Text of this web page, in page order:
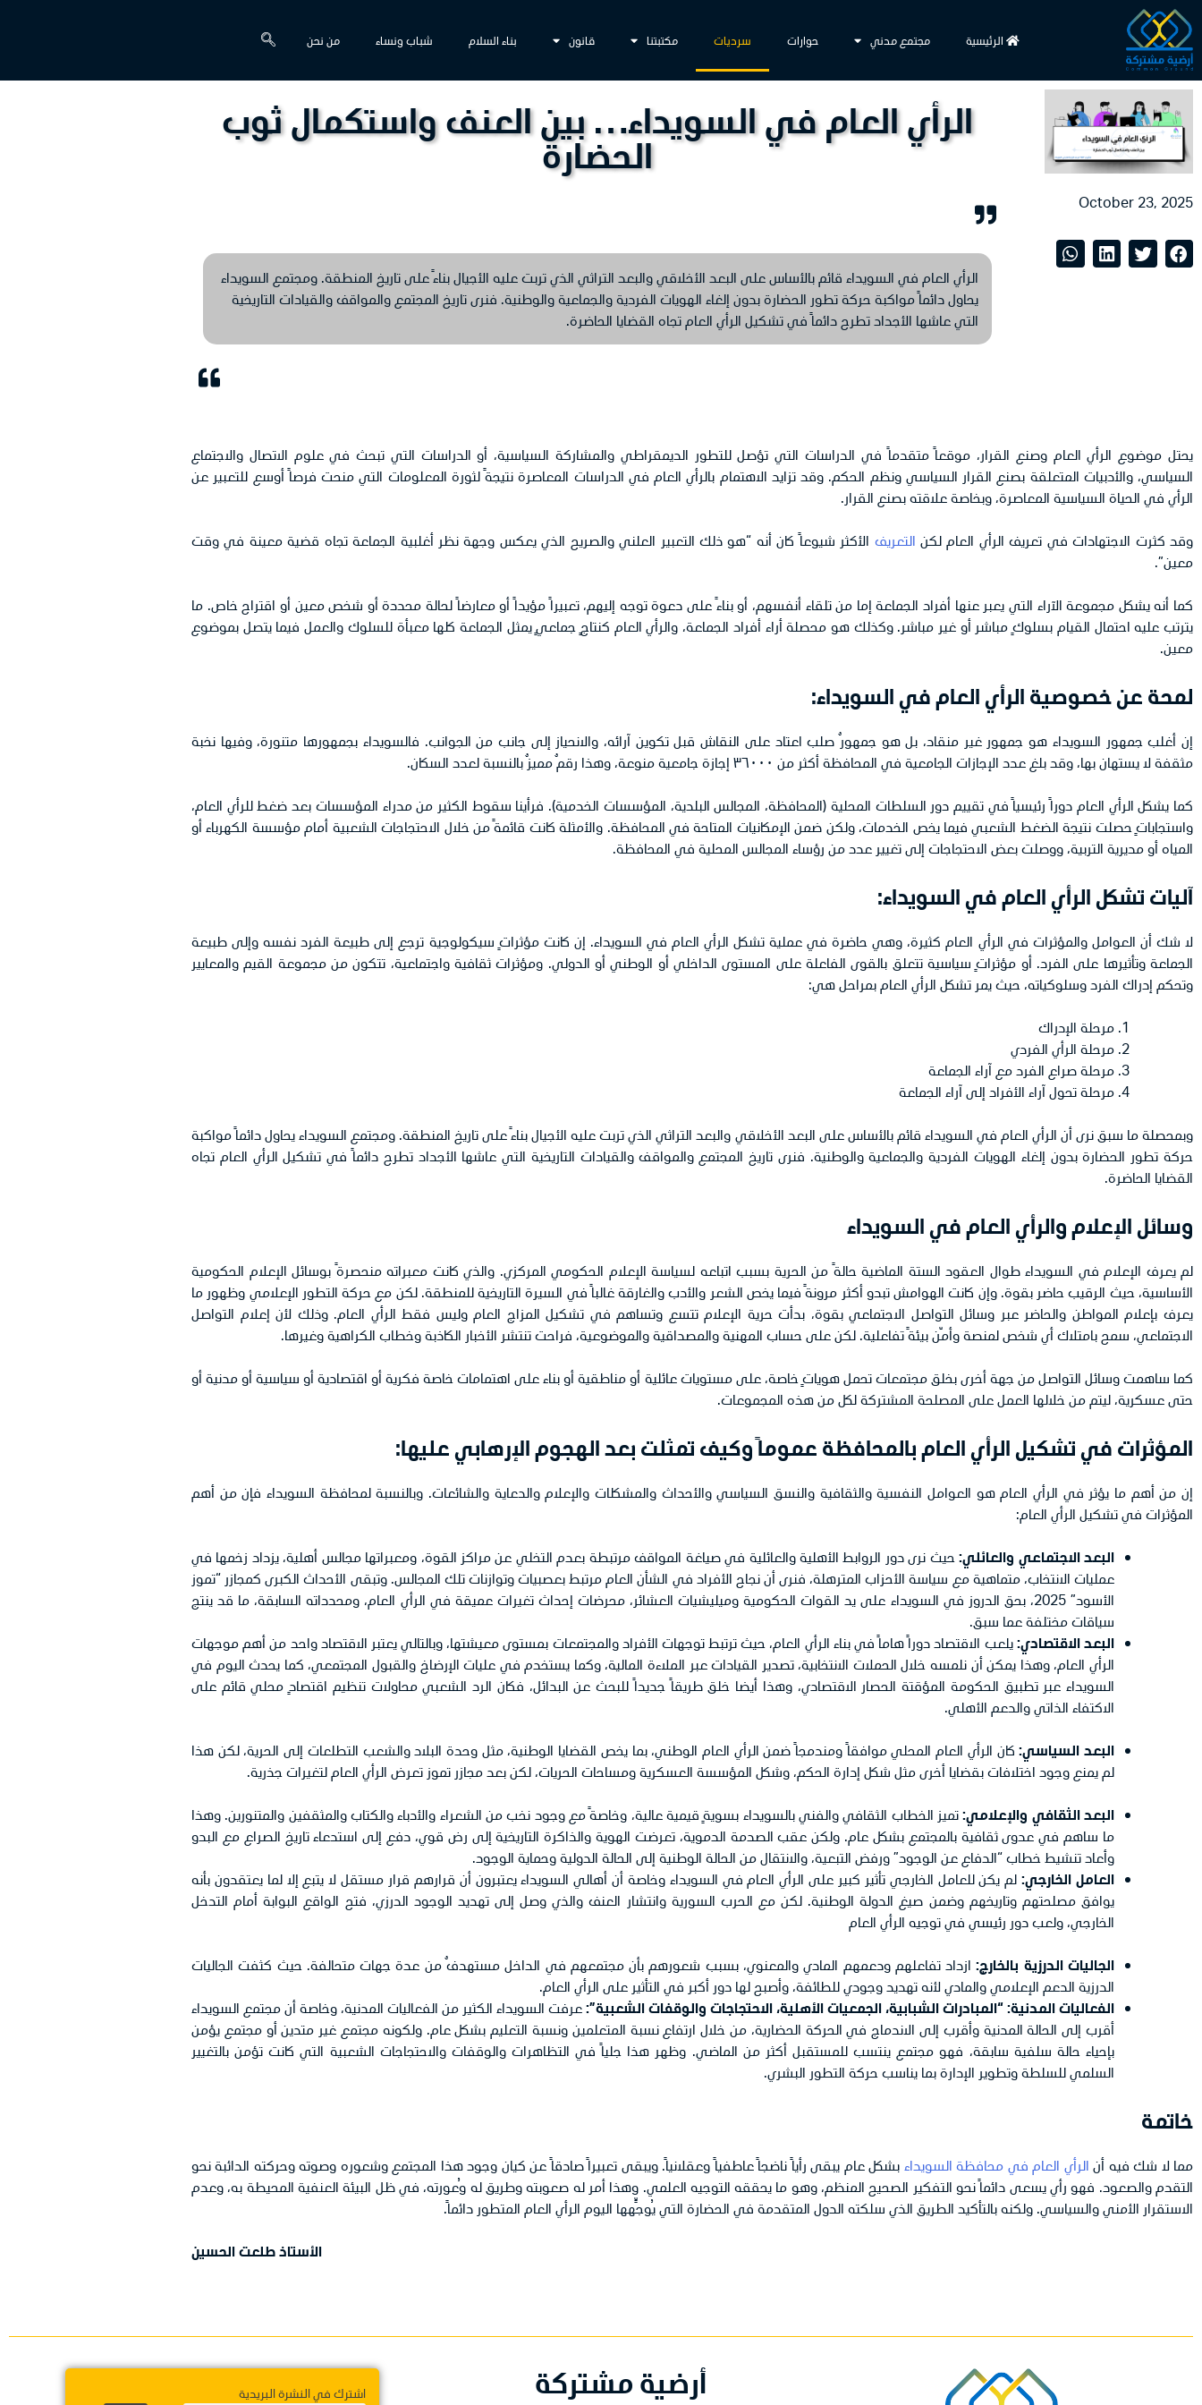
الرئيسية مجتمع مدني حوارات سرديات مكتبتنا قانون بناء السلام شباب ونساء من نحن
October 23, 2025
الرأي العام في السويداء… بين العنف واستكمال ثوب
الحضارة
الرأي العام في السويداء قائم بالأساس على البعد الأخلاقي والبعد التراثي الذي تربت عليه الأجيال بناءً على تاريخ المنطقة. ومجتمع السويداء
يحاول دائماً مواكبة حركة تطور الحضارة بدون إلغاء الهويات الفردية والجماعية والوطنية. فنرى تاريخ المجتمع والمواقف والقيادات التاريخية
التي عاشها الأجداد تطرح دائماً في تشكيل الرأي العام تجاه القضايا الحاضرة.
يحتل موضوع الرأي العام وصنع القرار، موقعاً متقدماً في الدراسات التي تؤصل للتطور الديمقراطي والمشاركة السياسية، أو الدراسات التي تبحث في علوم الاتصال والاجتماع
السياسي، والأدبيات المتعلقة بصنع القرار السياسي ونظم الحكم. وقد تزايد الاهتمام بالرأي العام في الدراسات المعاصرة نتيجةً لثورة المعلومات التي منحت فرصاً أوسع للتعبير عن
الرأي في الحياة السياسية المعاصرة، وبخاصة علاقته بصنع القرار.
وقد كثرت الاجتهادات في تعريف الرأي العام لكن التعريف الأكثر شيوعاً كان أنه “هو ذلك التعبير العلني والصريح الذي يعكس وجهة نظر أغلبية الجماعة تجاه قضية معينة في وقت
معين”.
كما أنه يشكل مجموعة الآراء التي يعبر عنها أفراد الجماعة إما من تلقاء أنفسهم، أو بناءً على دعوة توجه إليهم، تعبيراً مؤيداً أو معارضاً لحالة محددة أو شخص معين أو اقتراح خاص. ما
يترتب عليه احتمال القيام بسلوكٍ مباشر أو غير مباشر. وكذلك هو محصلة أراء أفراد الجماعة، والرأي العام كنتاجٍ جماعيٍ يمثل الجماعة كلها معبأة للسلوك والعمل فيما يتصل بموضوع
معين.
لمحة عن خصوصية الرأي العام في السويداء:
إن أغلب جمهور السويداء هو جمهور غير منقاد، بل هو جمهورٌ صلب اعتاد على النقاش قبل تكوين آرائه، والانحياز إلى جانب من الجوانب. فالسويداء بجمهورها متنورة، وفيها نخبة
مثقفة لا يستهان بها، وقد بلغ عدد الإجازات الجامعية في المحافظة أكثر من ٣٦٠٠٠ إجازة جامعية منوعة، وهذا رقمٌ مميزٌ بالنسبة لعدد السكان.
كما يشكل الرأي العام دوراً رئيسياً في تقييم دور السلطات المحلية (المحافظة، المجالس البلدية، المؤسسات الخدمية). فرأينا سقوط الكثير من مدراء المؤسسات بعد ضغط للرأي العام،
واستجاباتٍ حصلت نتيجة الضغط الشعبي فيما يخص الخدمات، ولكن ضمن الإمكانيات المتاحة في المحافظة. والأمثلة كانت قائمةً من خلال الاحتجاجات الشعبية أمام مؤسسة الكهرباء أو
المياه أو مديرية التربية، ووصلت بعض الاحتجاجات إلى تغيير عدد من رؤساء المجالس المحلية في المحافظة.
آليات تشكل الرأي العام في السويداء:
لا شك أن العوامل والمؤثرات في الرأي العام كثيرة، وهي حاضرة في عملية تشكل الرأي العام في السويداء. إن كانت مؤثراتٍ سيكولوجية ترجع إلى طبيعة الفرد نفسه وإلى طبيعة
الجماعة وتأثيرها على الفرد. أو مؤثراتٍ سياسية تتعلق بالقوى الفاعلة على المستوى الداخلي أو الوطني أو الدولي. ومؤثرات ثقافية واجتماعية، تتكون من مجموعة القيم والمعايير
وتحكم إدراك الفرد وسلوكياته، حيث يمر تشكل الرأي العام بمراحل هي:
مرحلة الإدراك
مرحلة الرأي الفردي
مرحلة صراع الفرد مع آراء الجماعة
مرحلة تحول آراء الأفراد إلى آراء الجماعة
وبمحصلة ما سبق نرى أن الرأي العام في السويداء قائم بالأساس على البعد الأخلاقي والبعد التراثي الذي تربت عليه الأجيال بناءً على تاريخ المنطقة. ومجتمع السويداء يحاول دائماً مواكبة
حركة تطور الحضارة بدون إلغاء الهويات الفردية والجماعية والوطنية. فنرى تاريخ المجتمع والمواقف والقيادات التاريخية التي عاشها الأجداد تطرح دائماً في تشكيل الرأي العام تجاه
القضايا الحاضرة.
وسائل الإعلام والرأي العام في السويداء
لم يعرف الإعلام في السويداء طوال العقود الستة الماضية حالةً من الحرية بسبب اتباعه لسياسة الإعلام الحكومي المركزي. والذي كانت معبراته منحصرةً بوسائل الإعلام الحكومية
الأساسية، حيث الرقيب حاضر بقوة. وإن كانت الهوامش تبدو أكثر مرونةً فيما يخص الشعر والأدب والغارقة غالباً في السيرة التاريخية للمنطقة. لكن مع حركة التطور الإعلامي وظهور ما
يعرف بإعلام المواطن والحاضر عبر وسائل التواصل الاجتماعي بقوة، بدأت حرية الإعلام تتسع وتساهم في تشكيل المزاج العام وليس فقط الرأي العام. وذلك لأن إعلام التواصل
الاجتماعي، سمح بامتلاك أي شخص لمنصة وأمّن بيئةً تفاعلية. لكن على حساب المهنية والمصداقية والموضوعية، فراحت تنتشر الأخبار الكاذبة وخطاب الكراهية وغيرها.
كما ساهمت وسائل التواصل من جهة أخرى بخلق مجتمعات تحمل هوياتٍ خاصة، على مستويات عائلية أو مناطقية أو بناء على اهتمامات خاصة فكرية أو اقتصادية أو سياسية أو مدنية أو
حتى عسكرية، ليتم من خلالها العمل على المصلحة المشتركة لكل من هذه المجموعات.
المؤثرات في تشكيل الرأي العام بالمحافظة عموماً وكيف تمثلت بعد الهجوم الإرهابي عليها:
إن من أهم ما يؤثر في الرأي العام هو العوامل النفسية والثقافية والنسق السياسي والأحداث والمشكلات والإعلام والدعاية والشائعات. وبالنسبة لمحافظة السويداء فإن من أهم
المؤثرات في تشكيل الرأي العام:
البعد الاجتماعي والعائلي: حيث نرى دور الروابط الأهلية والعائلية في صياغة المواقف مرتبطة بعدم التخلي عن مراكز القوة، ومعبراتها مجالس أهلية، يزداد زخمها في
عمليات الانتخاب، متماهية مع سياسة الأحزاب المترهلة، فنرى أن نجاح الأفراد في الشأن العام مرتبط بعصبيات وتوازنات تلك المجالس. وتبقى الأحداث الكبرى كمجازر “تموز
الأسود” 2025، بحق الدروز في السويداء على يد القوات الحكومية وميليشيات العشائر، محرضات إحداث تغيرات عميقة في الرأي العام، ومحدداته السابقة، ما قد ينتج
سياقات مختلفة عما سبق.
البعد الاقتصادي:يلعب الاقتصاد دوراً هاماً في بناء الرأي العام، حيث ترتبط توجهات الأفراد والمجتمعات بمستوى معيشتها، وبالتالي يعتبر الاقتصاد واحد من أهم موجهات
الرأي العام، وهذا يمكن أن نلمسه خلال الحملات الانتخابية، تصدير القيادات عبر الملاءة المالية، وكما يستخدم في عليات الإرضاخ والقبول المجتمعي، كما يحدث اليوم في
السويداء عبر تطبيق الحكومة المؤقتة الحصار الاقتصادي، وهذا أيضا خلق طريقاً جديداً للبحث عن البدائل، فكان الرد الشعبي محاولات تنظيم اقتصادٍ محلي قائم على
الاكتفاء الذاتي والدعم الأهلي.
البعد السياسي: كان الرأي العام المحلي موافقاً ومندمجاً ضمن الرأي العام الوطني، بما يخص القضايا الوطنية، مثل وحدة البلاد والشعب التطلعات إلى الحرية، لكن هذا
لم يمنع وجود اختلافات بقضايا أخرى مثل شكل إدارة الحكم، وشكل المؤسسة العسكرية ومساحات الحريات، لكن بعد مجازر تموز تعرض الرأي العام لتغيرات جذرية.
البعد الثقافي والإعلامي:تميز الخطاب الثقافي والفني بالسويداء بسويةٍ قيمية عالية، وخاصةً مع وجود نخب من الشعراء والأدباء والكتاب والمثقفين والمتنورين. وهذا
ما ساهم في عدوى ثقافية بالمجتمع بشكل عام. ولكن عقب الصدمة الدموية، تعرضت الهوية والذاكرة التاريخية إلى رض قوي، دفع إلى استدعاء تاريخ الصراع مع البدو
وأعاد تنشيط خطاب “الدفاع عن الوجود” ورفض التبعية، والانتقال من الحالة الوطنية إلى الحالة الدولية وحماية الوجود.
العامل الخارجي: لم يكن للعامل الخارجي تأثير كبير على الرأي العام في السويداء وخاصة أن أهالي السويداء يعتبرون أن قرارهم قرار مستقل لا يتبع إلا لما يعتقدون بأنه
يوافق مصلحتهم وتاريخهم وضمن صيغ الدولة الوطنية. لكن مع الحرب السورية وانتشار العنف والذي وصل إلى تهديد الوجود الدرزي، فتح الواقع البوابة أمام التدخل
الخارجي، ولعب دور رئيسي في توجيه الرأي العام
الجاليات الدرزية بالخارج: ازداد تفاعلهم ودعمهم المادي والمعنوي، بسبب شعورهم بأن مجتمعهم في الداخل مستهدفٌ من عدة جهات متحالفة. حيث كثفت الجاليات
الدرزية الدعم الإعلامي والمادي لأنه تهديد وجودي للطائفة، وأصبح لها دور أكبر في التأثير على الرأي العام.
الفعاليات المدنية: “المبادرات الشبابية، الجمعيات الأهلية، الاحتجاجات والوقفات الشعبية”:عرفت السويداء الكثير من الفعاليات المدنية، وخاصة أن مجتمع السويداء
أقرب إلى الحالة المدنية وأقرب إلى الاندماج في الحركة الحضارية، من خلال ارتفاع نسبة المتعلمين ونسبة التعليم بشكل عام. ولكونه مجتمع غير متدين أو مجتمع يؤمن
بإحياء حالة سلفية سابقة، فهو مجتمع ينتسب للمستقبل أكثر من الماضي. وظهر هذا جلياً في التظاهرات والوقفات والاحتجاجات الشعبية التي كانت تؤمن بالتغيير
السلمي للسلطة وتطوير الإدارة بما يناسب حركة التطور البشري.
خاتمة
مما لا شك فيه أن الرأي العام في محافظة السويداء بشكل عام يبقى رأياً ناضجاً عاطفياً وعقلانياً. ويبقى تعبيراً صادقاً عن كيان وجود هذا المجتمع وشعوره وصوته وحركته الدائبة نحو
التقدم والصعود. فهو رأي يسعى دائماً نحو التفكير الصحيح المنظم، وهو ما يحققه التوجيه العلمي. وهذا أمر له صعوبته وطريق له وُعورته، في ظل البيئة العنفية المحيطة به، وعدم
الاستقرار الأمني والسياسي. ولكنه بالتأكيد الطريق الذي سلكته الدول المتقدمة في الحضارة التي يُوجٍّهها اليوم الرأي العام المتطور دائماً.
الأستاذ طلعت الحسين
أرضية مشتركة اشترك في النشرة البريدية